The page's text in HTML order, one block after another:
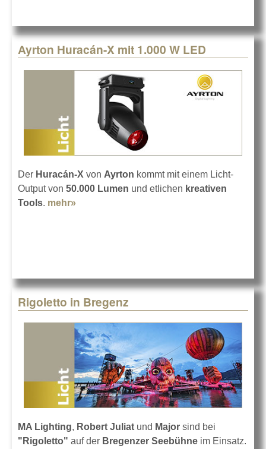
Ayrton Huracán-X mit 1.000 W LED
Der Huracán-X von Ayrton kommt mit einem Licht-
Output von 50.000 Lumen und etlichen kreativen
Tools. mehr»
Rigoletto in Bregenz
MA Lighting, Robert Juliat und Major sind bei
"Rigoletto" auf der Bregenzer Seebühne im Einsatz.